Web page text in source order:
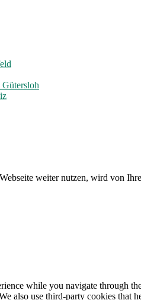
weiter nutzen, wird von
while you navigate through
also use third-party cookies that